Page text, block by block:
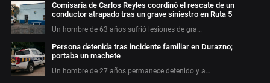
Comisaría de Carlos Reyles coordinó el rescate de un
conductor atrapado tras un grave siniestro en Ruta 5
Un hombre de 63 años sufrió lesiones de gra…
Persona detenida tras incidente familiar en Durazno;
portaba un machete
Un hombre de 27 años permanece detenido y a…